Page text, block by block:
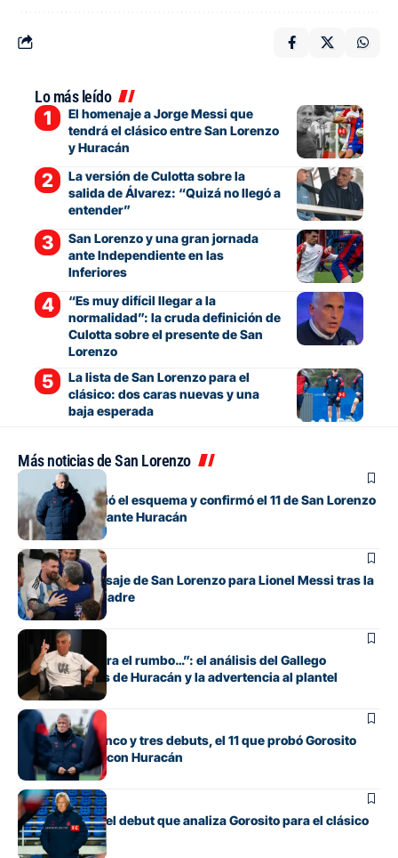
Lo más leído
El homenaje a Jorge Messi que
tendrá el clásico entre San Lorenzo
y Huracán
La versión de Culotta sobre la
salida de Álvarez: “Quizá no llegó a
entender”
San Lorenzo y una gran jornada
ante Independiente en las
Inferiores
“Es muy difícil llegar a la
normalidad”: la cruda definición de
Culotta sobre el presente de San
Lorenzo
La lista de San Lorenzo para el
clásico: dos caras nuevas y una
baja esperada
Más noticias de San Lorenzo
Fútbol
Gorosito cambió el esquema y confirmó el 11 de San Lorenzo
para el clásico ante Huracán
Fútbol
El sentido mensaje de San Lorenzo para Lionel Messi tras la
muerte de su padre
Fútbol
“Si no encuentra el rumbo…”: el análisis del Gallego
González antes de Huracán y la advertencia al plantel
Fútbol
Con línea de cinco y tres debuts, el 11 que probó Gorosito
para el clásico con Huracán
Fútbol
Los cambios y el debut que analiza Gorosito para el clásico
con Huracán